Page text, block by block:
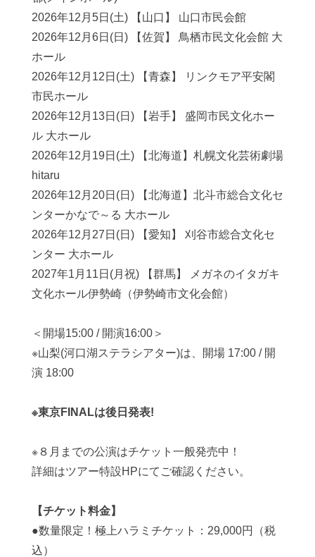
2026年12月5日(土) 【山口】 山口市民会館
2026年12月6日(日) 【佐賀】 鳥栖市民文化会館 大
ホール
2026年12月12日(土) 【青森】 リンクモア平安閣
市民ホール
2026年12月13日(日) 【岩手】 盛岡市民文化ホー
ル 大ホール
2026年12月19日(土) 【北海道】札幌文化芸術劇場
hitaru
2026年12月20日(日) 【北海道】北斗市総合文化セ
ンターかなで～る 大ホール
2026年12月27日(日) 【愛知】 刈谷市総合文化セ
ンター 大ホール
2027年1月11日(月祝) 【群馬】 メガネのイタガキ
文化ホール伊勢崎（伊勢崎市文化会館）
＜開場15:00 / 開演16:00＞
※山梨(河口湖ステラシアター)は、開場 17:00 / 開
演 18:00
※東京FINALは後日発表!
※８月までの公演はチケット一般発売中！
詳細はツアー特設HPにてご確認ください。
【チケット料金】
●数量限定！極上ハラミチケット：29,000円（税
込）